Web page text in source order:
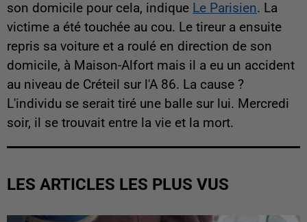
son domicile pour cela, indique Le Parisien. La
victime a été touchée au cou. Le tireur a ensuite
repris sa voiture et a roulé en direction de son
domicile, à Maison-Alfort mais il a eu un accident
au niveau de Créteil sur l'A 86. La cause ?
L'individu se serait tiré une balle sur lui. Mercredi
soir, il se trouvait entre la vie et la mort.
LES ARTICLES LES PLUS VUS